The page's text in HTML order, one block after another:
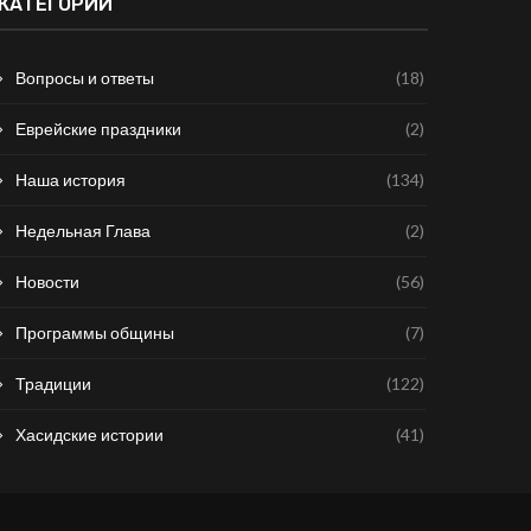
Вопросы и ответы (18)
Еврейские праздники (2)
Наша история (134)
Недельная Глава (2)
Новости (56)
Программы общины (7)
Традиции (122)
Хасидские истории (41)